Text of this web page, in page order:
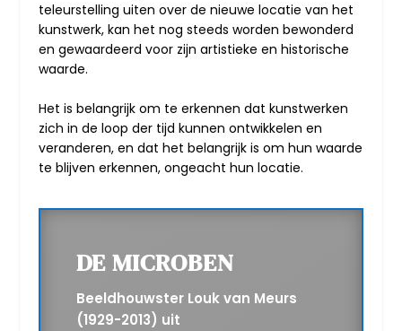
teleurstelling uiten over de nieuwe locatie van het
kunstwerk, kan het nog steeds worden bewonderd
en gewaardeerd voor zijn artistieke en historische
waarde.
Het is belangrijk om te erkennen dat kunstwerken
zich in de loop der tijd kunnen ontwikkelen en
veranderen, en dat het belangrijk is om hun waarde
te blijven erkennen, ongeacht hun locatie.
DE MICROBEN
Beeldhouwster Louk van Meurs
(1929-2013) uit